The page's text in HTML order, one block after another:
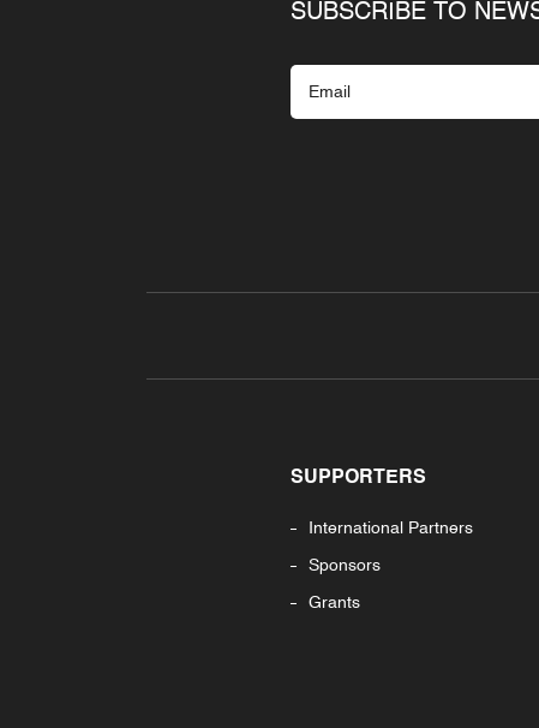
SUBSCRIBE TO
SUPPORTERS
International Partners
Sponsors
Grants